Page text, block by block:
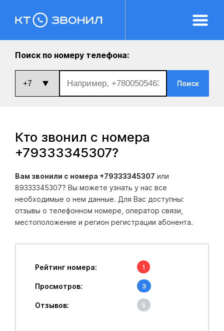
Поиск по номеру телефона:
Поиск
Кто звонил с номера
+79333345307?
Вам звонили с номера +79333345307 или
89333345307? Вы можете узнать у нас все
необходимые о нем данные. Для Вас доступны:
отзывы о телефонном номере, оператор связи,
местоположение и регион регистрации абонента.
Рейтинг номера: 1
Просмотров: 3
Отзывов: 5